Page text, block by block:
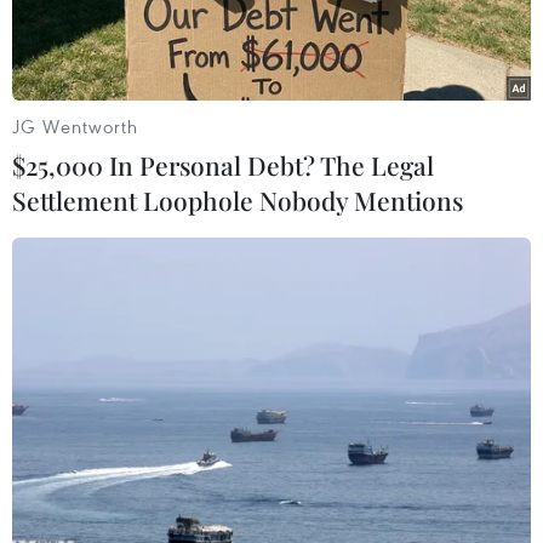
lao động.
Trả lời báo chí bên lề Quốc hội sáng ngày 26/10,
bà Trương Thị Mai, Chủ nhiệm Ủy ban các vấn
hướng tới một việc không để người chủ sử dụng
lao động lạm dụng xem đó là lương tham chiếu
để quyết định. Hiện nay, đây là tình trạng
lương tối thiểu như là lương tham chiếu, việc đó
Nhà nước phải can thiệp.
Hiện nay đang có sự tranh cãi về mức lương tối
thiểu cho người lao động, vậy theo bà lương tối
thiểu ở mức nào là hợp lý?
JG Wentworth
$25,000 In Personal Debt? The Legal
Settlement Loophole Nobody Mentions